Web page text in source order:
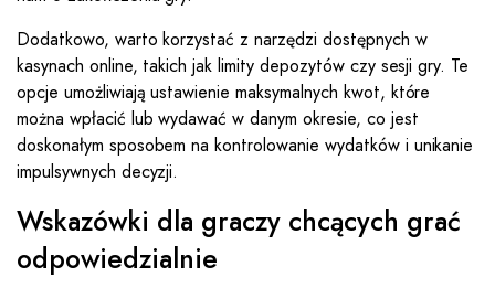
Dodatkowo, warto korzystać z narzędzi dostępnych w
kasynach online, takich jak limity depozytów czy sesji gry. Te
opcje umożliwiają ustawienie maksymalnych kwot, które
można wpłacić lub wydawać w danym okresie, co jest
doskonałym sposobem na kontrolowanie wydatków i unikanie
impulsywnych decyzji.
Wskazówki dla graczy chcących grać
odpowiedzialnie